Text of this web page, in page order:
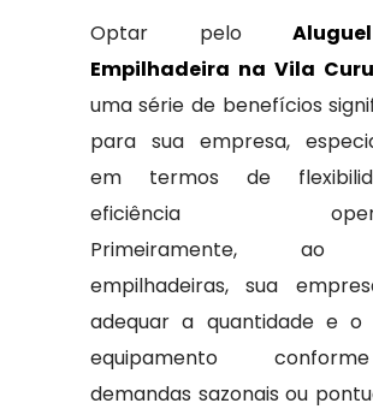
Optar pelo
Empilhadeira na Vila
uma série de benefícios
para sua empresa,
em termos de
eficiência
Primeiramente, ao
empilhadeiras, sua
adequar a quantidade e
equipamento
demandas sazonais ou